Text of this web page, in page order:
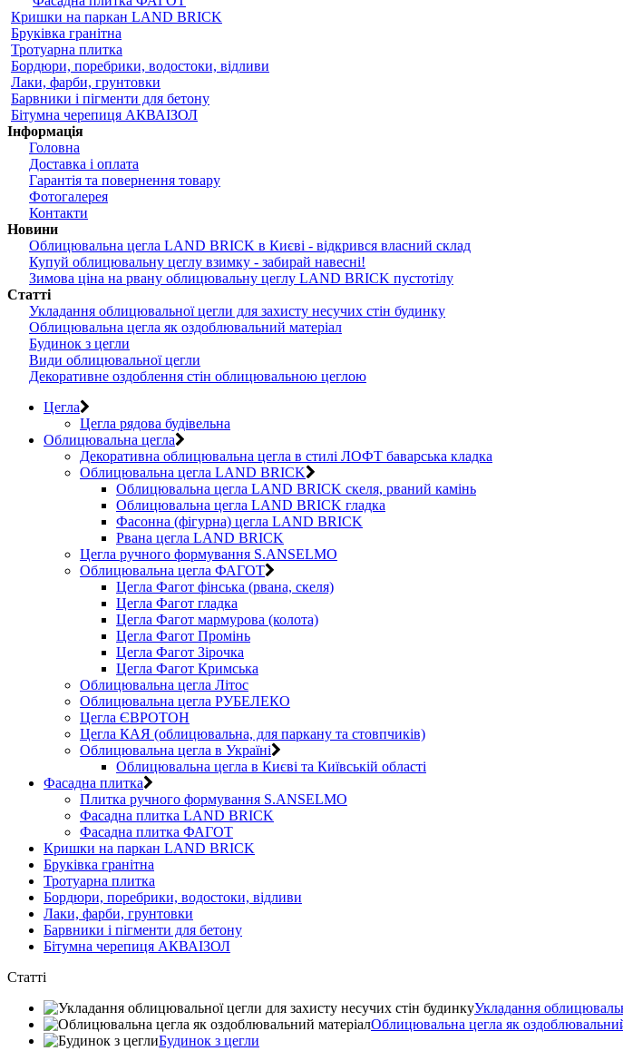
Кришки на паркан LAND BRICK
Бруківка гранітна
Тротуарна плитка
Бордюри, поребрики, водостоки, відливи
Лаки, фарби, грунтовки
Барвники і пігменти для бетону
Бітумна черепиця АКВАІЗОЛ
Інформація
Головна
Доставка і оплата
Гарантія та повернення товару
Фотогалерея
Контакти
Новини
Облицювальна цегла LAND BRICK в Києві - відкрився власний склад
Купуй облицювальну цеглу взимку - забирай навесні!
Зимова ціна на рвану облицювальну цеглу LAND BRICK пустотілу
Статті
Укладання облицювальної цегли для захисту несучих стін будинку
Облицювальна цегла як оздоблювальний матеріал
Будинок з цегли
Види облицювальної цегли
Декоративне оздоблення стін облицювальною цеглою
Цегла
Цегла рядова будівельна
Облицювальна цегла
Декоративна облицювальна цегла в стилі ЛОФТ баварська кладка
Облицювальна цегла LAND BRICK
Облицювальна цегла LAND BRICK скеля, рваний камінь
Облицювальна цегла LAND BRICK гладка
Фасонна (фігурна) цегла LAND BRICK
Рвана цегла LAND BRICK
Цегла ручного формування S.ANSELMO
Облицювальна цегла ФАГОТ
Цегла Фагот фінська (рвана, скеля)
Цегла Фагот гладка
Цегла Фагот мармурова (колота)
Цегла Фагот Промінь
Цегла Фагот Зірочка
Цегла Фагот Кримська
Облицювальна цегла Літос
Облицювальна цегла РУБЕЛЕКО
Цегла ЄВРОТОН
Цегла КАЯ (облицювальна, для паркану та стовпчиків)
Облицювальна цегла в Україні
Облицювальна цегла в Києві та Київській області
Фасадна плитка
Плитка ручного формування S.ANSELMO
Фасадна плитка LAND BRICK
Фасадна плитка ФАГОТ
Кришки на паркан LAND BRICK
Бруківка гранітна
Тротуарна плитка
Бордюри, поребрики, водостоки, відливи
Лаки, фарби, грунтовки
Барвники і пігменти для бетону
Бітумна черепиця АКВАІЗОЛ
Статті
Укладання
Облицювальна цегла як
Будинок з цегли